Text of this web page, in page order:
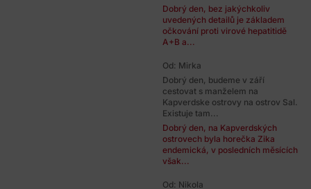
Dobrý den, bez jakýchkoliv
uvedených detailů je základem
očkování proti virové hepatitidě
A+B a...
Od: Mirka
Dobrý den, budeme v září
cestovat s manželem na
Kapverdske ostrovy na ostrov Sal.
Existuje tam...
Dobrý den, na Kapverdských
ostrovech byla horečka Zika
endemická, v posledních měsících
však...
Od: Nikola